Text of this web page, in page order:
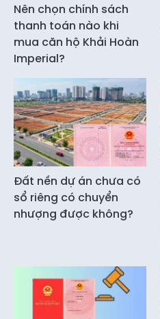
Nên chọn chính sách
thanh toán nào khi
mua căn hộ Khải Hoàn
Imperial?
Đất nền dự án chưa có
sổ riêng có chuyển
nhượng được không?